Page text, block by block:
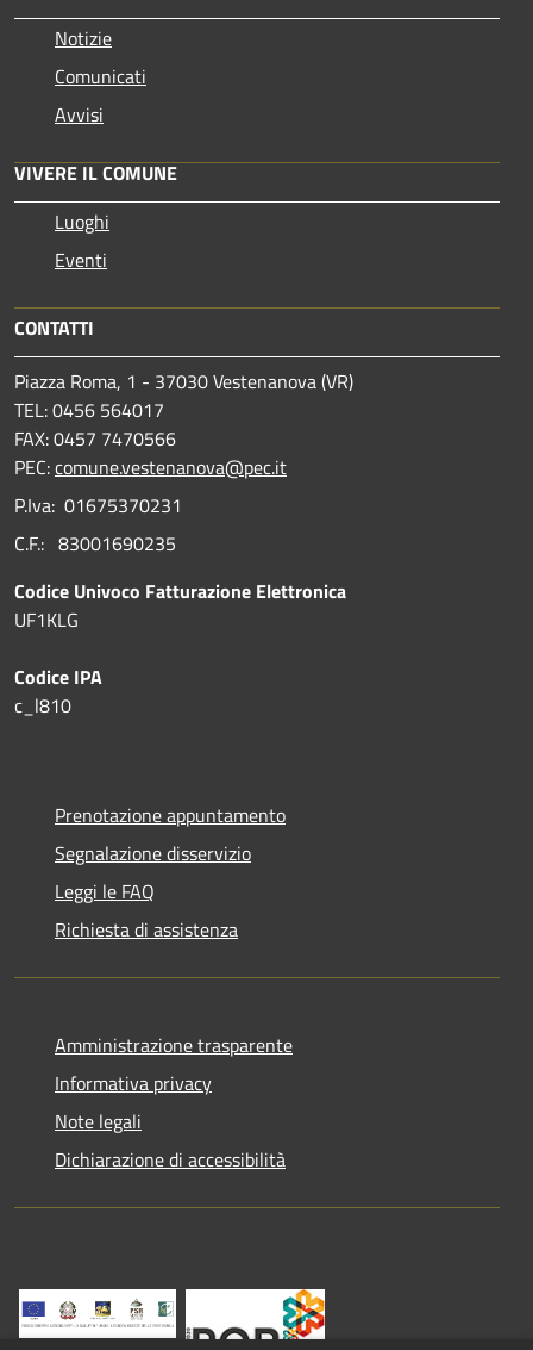
Notizie
Comunicati
Avvisi
VIVERE IL COMUNE
Luoghi
Eventi
CONTATTI
Piazza Roma, 1 - 37030 Vestenanova (VR)
TEL: 0456 564017
FAX: 0457 7470566
PEC:comune.vestenanova@pec.it
P.Iva: 01675370231
C.F.: 83001690235
Codice Univoco Fatturazione Elettronica
UF1KLG
Codice IPA
c_l810
Prenotazione appuntamento
Segnalazione disservizio
Leggi le FAQ
Richiesta di assistenza
Amministrazione trasparente
Informativa privacy
Note legali
Dichiarazione di accessibilità